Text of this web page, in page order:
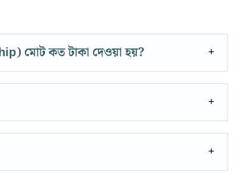
মোট কত টাকা দেওয়া হয়?